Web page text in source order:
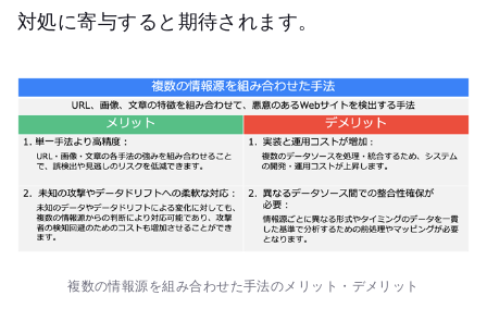
対処に寄与すると期待されます。
複数の情報源を組み合わせた手法のメリット・デメリット